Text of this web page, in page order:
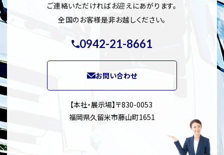
ご連絡いただければお迎えにあがります。
全国のお客様是非お越しください。
0942-21-8661
お問い合わせ
【本社・展示場】〒830-0053
福岡県久留米市藤山町1651